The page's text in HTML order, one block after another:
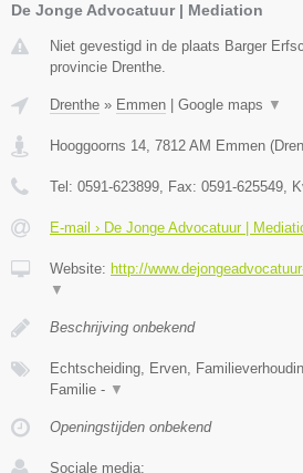
De Jonge Advocatuur | Mediation
Niet gevestigd in de plaats Barger
provincie Drenthe.
Drenthe » Emmen Google maps ▼
Hooggoorns 14, 7812 AM Emmen (
Tel: 0591-623899, Fax: 0591-625549,
E-mail › De Jonge Advocatuur |
Website: http://
▼
Beschrijving onbekend
Echtscheiding, Erven,
Familie - ▼
Openingstijden onbekend
Sociale media: